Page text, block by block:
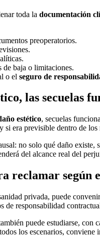
toda la documentación
preoperatorios.
de baja o limitaciones.
o el seguro de
las secuelas
estético, secuelas
era previsible dentro de los
no solo qué daño
del alcance real del
reclamar según
privada, puede
de responsabilidad
puede estudiarse,
los escenarios,